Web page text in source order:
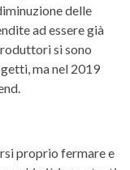
delle
ad essere già
si sono
ma nel 2019
proprio fermare e